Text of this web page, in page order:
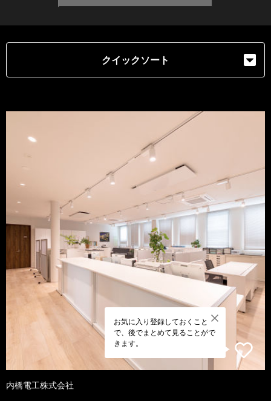
クイックソート
お気に入り登録しておくこと
で、後でまとめて見ることがで
きます。
内橋電工株式会社